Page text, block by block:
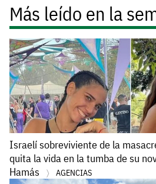
Más leído en la
Israelí sobreviviente de la
quita la vida en la tumba de su
Hamás
AGENCIAS